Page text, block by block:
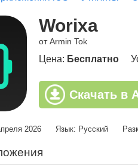
Worixa
от Armin Tok
Цена: Бесплатно
Скачать в
2026 Язык: Русский